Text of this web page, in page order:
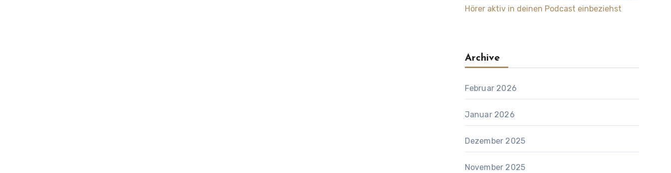
Hörer aktiv in deinen Podcast einbeziehst
Archive
Februar 2026
Januar 2026
Dezember 2025
November 2025